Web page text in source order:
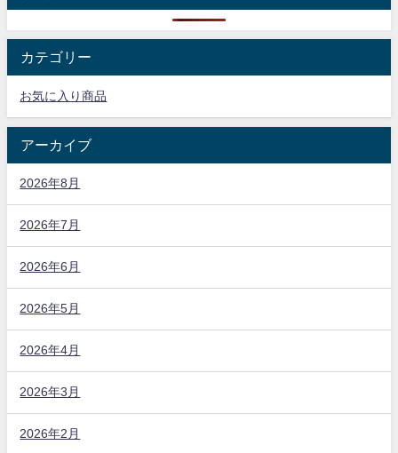
カテゴリー
お気に入り商品
アーカイブ
2026年8月
2026年7月
2026年6月
2026年5月
2026年4月
2026年3月
2026年2月